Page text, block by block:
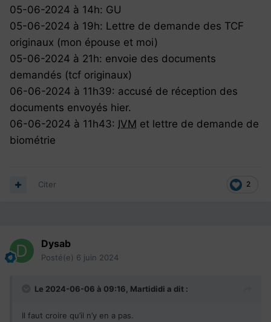
05-06-2024 à 14h: GU
05-06-2024 à 19h: Lettre de demande des TCF
originaux (mon épouse et moi)
05-06-2024 à 21h: envoie des documents
demandés (tcf originaux)
06-06-2024 à 11h39: accusé de réception des
documents envoyés hier.
06-06-2024 à 11h43: IVM et lettre de demande de
biométrie
2
Citer
Dysab
Posté(e) 6 juin 2024
Le 2024-06-06 à 09:16, Martididi a dit :
Il faut croire qu’il n’y en a pas.